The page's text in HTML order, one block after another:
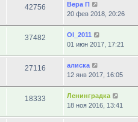
42756
Вера П
20 фев 2018, 20:26
37482
Ol_2011
01 июн 2017, 17:21
27116
алиска
12 янв 2017, 16:05
18333
Ленинградка
18 ноя 2016, 13:41